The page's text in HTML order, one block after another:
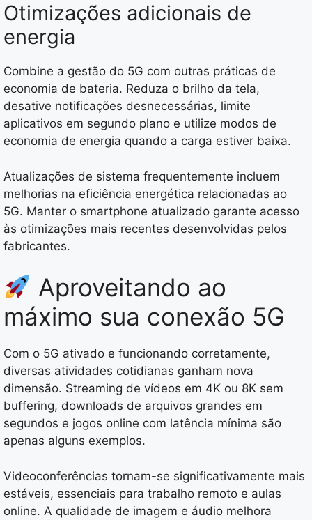
Otimizações adicionais de
energia
Combine a gestão do 5G com outras práticas de
economia de bateria. Reduza o brilho da tela,
desative notificações desnecessárias, limite
aplicativos em segundo plano e utilize modos de
economia de energia quando a carga estiver baixa.
Atualizações de sistema frequentemente incluem
melhorias na eficiência energética relacionadas ao
5G. Manter o smartphone atualizado garante acesso
às otimizações mais recentes desenvolvidas pelos
fabricantes.
Aproveitando ao
máximo sua conexão 5G
Com o 5G ativado e funcionando corretamente,
diversas atividades cotidianas ganham nova
dimensão. Streaming de vídeos em 4K ou 8K sem
buffering, downloads de arquivos grandes em
segundos e jogos online com latência mínima são
apenas alguns exemplos.
Videoconferências tornam-se significativamente mais
estáveis, essenciais para trabalho remoto e aulas
online. A qualidade de imagem e áudio melhora